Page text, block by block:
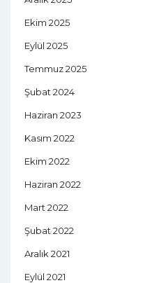
Ekim 2025
Eylül 2025
Temmuz 2025
Şubat 2024
Haziran 2023
Kasım 2022
Ekim 2022
Haziran 2022
Mart 2022
Şubat 2022
Aralık 2021
Eylül 2021